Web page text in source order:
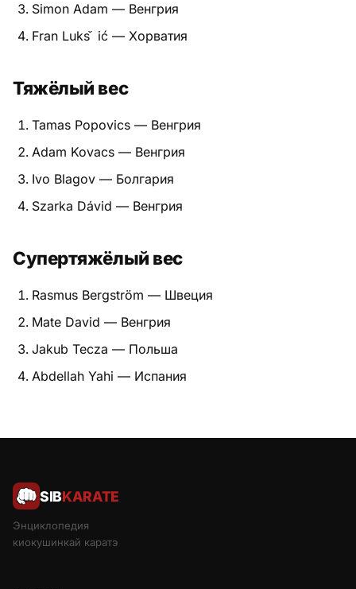
Тренировочный процесс
Simon Adam — Венгрия
Fran Luks ̌ ić — Хорватия
Тяжёлый вес
Tamas Popovics — Венгрия
Adam Kovacs — Венгрия
Ivo Blagov — Болгария
Szarka Dávid — Венгрия
Супертяжёлый вес
Rasmus Bergström — Швеция
Mate David — Венгрия
Jakub Tecza — Польша
Abdellah Yahi — Испания
SIBKARATE
Энциклопедия
киокушинкай каратэ